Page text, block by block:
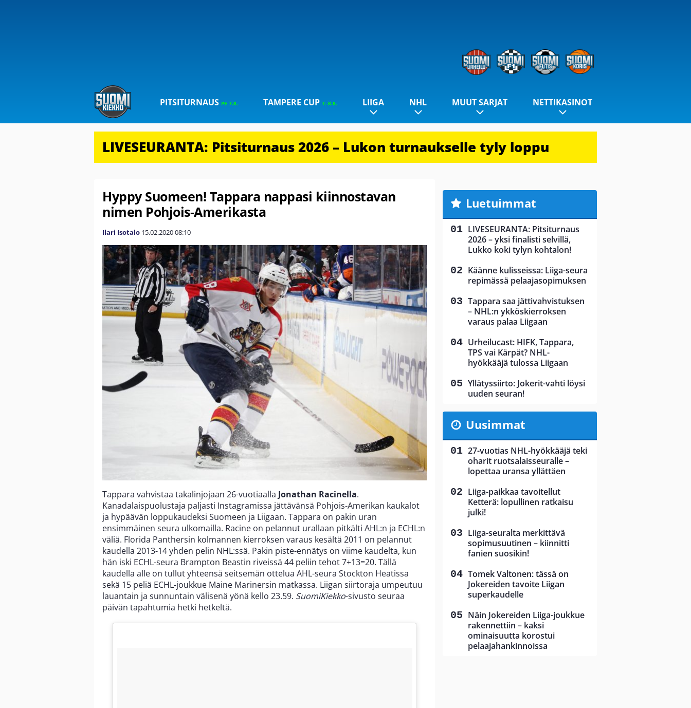
PITSITURNAUS PE 7.8. TAMPERE CUP 7.-8.8. LIIGA NHL MUUT SARJAT NETTIKASINOT
LIVESEURANTA: Pitsiturnaus 2026 – Lukon turnaukselle tyly loppu
Hyppy Suomeen! Tappara nappasi kiinnostavan
nimen Pohjois-Amerikasta
Ilari Isotalo 15.02.202008:10
Tappara vahvistaa takalinjojaan 26-vuotiaalla Jonathan Racinella.
Kanadalaispuolustaja paljasti Instagramissa jättävänsä Pohjois-Amerikan kaukalot
ja hypäävän loppukaudeksi Suomeen ja Liigaan. Tappara on pakin uran
ensimmäinen seura ulkomailla. Racine on pelannut urallaan pitkälti AHL:n ja ECHL:n
väliä. Florida Panthersin kolmannen kierroksen varaus kesältä 2011 on pelannut
kaudella 2013-14 yhden pelin NHL:ssä. Pakin piste-ennätys on viime kaudelta, kun
hän iski ECHL-seura Brampton Beastin riveissä 44 peliin tehot 7+13=20. Tällä
kaudella alle on tullut yhteensä seitsemän ottelua AHL-seura Stockton Heatissa
sekä 15 peliä ECHL-joukkue Maine Marinersin matkassa. Liigan siirtoraja umpeutuu
lauantain ja sunnuntain välisenä yönä kello 23.59. SuomiKiekko-sivusto seuraa
päivän tapahtumia hetki hetkeltä.
Luetuimmat
LIVESEURANTA: Pitsiturnaus
2026 – yksi finalisti selvillä,
Lukko koki tylyn kohtalon!
Käänne kulisseissa: Liiga-seura
repimässä pelaajasopimuksen
Tappara saa jättivahvistuksen
– NHL:n ykköskierroksen
varaus palaa Liigaan
Urheilucast: HIFK, Tappara,
TPS vai Kärpät? NHL-
hyökkääjä tulossa Liigaan
Yllätyssiirto: Jokerit-vahti löysi
uuden seuran!
Uusimmat
27-vuotias NHL-hyökkääjä teki
oharit ruotsalaisseuralle –
lopettaa uransa yllättäen
Liiga-paikkaa tavoitellut
Ketterä: lopullinen ratkaisu
julki!
Liiga-seuralta merkittävä
sopimusuutinen – kiinnitti
fanien suosikin!
Tomek Valtonen: tässä on
Jokereiden tavoite Liigan
superkaudelle
Näin Jokereiden Liiga-joukkue
rakennettiin – kaksi
ominaisuutta korostui
pelaajahankinnoissa